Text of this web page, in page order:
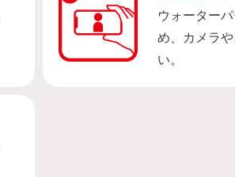
ウォーター
め、カメラ
い。